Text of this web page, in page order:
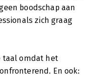
boodschap aan
zich graag
taal omdat het
En ook: